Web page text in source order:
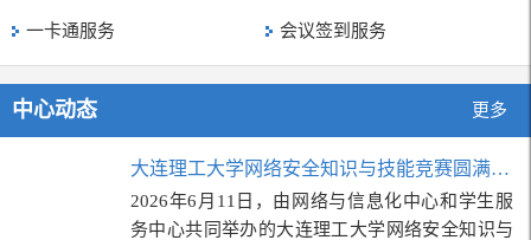
一卡通服务 会议签到服务
中心动态 更多
大连理工大学网络安全知识与技能竞赛圆满结束
2026年6月11日，由网络与信息化中心和学生服
务中心共同举办的大连理工大学网络安全知识与